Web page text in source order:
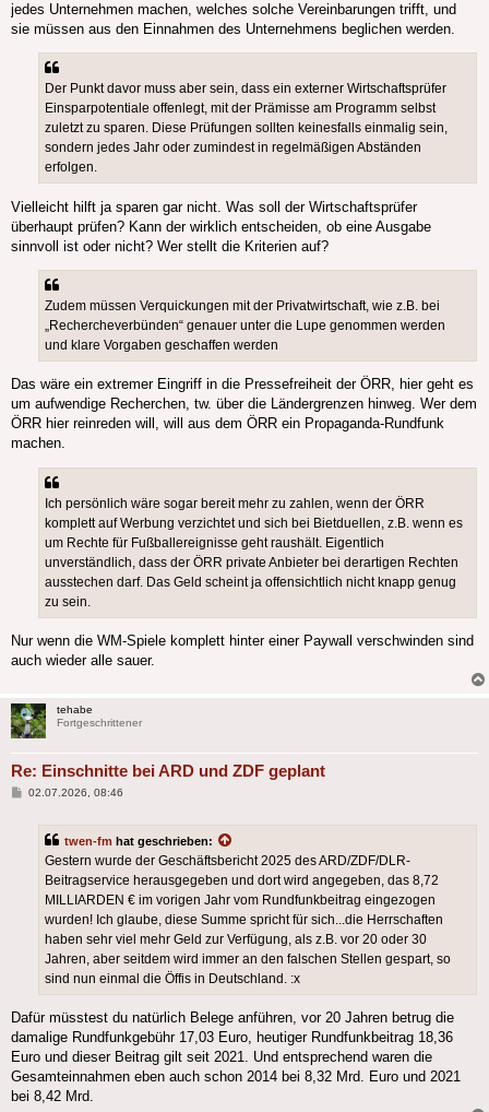
jedes Unternehmen machen, welches solche Vereinbarungen trifft, und
sie müssen aus den Einnahmen des Unternehmens beglichen werden.
Der Punkt davor muss aber sein, dass ein externer Wirtschaftsprüfer
Einsparpotentiale offenlegt, mit der Prämisse am Programm selbst
zuletzt zu sparen. Diese Prüfungen sollten keinesfalls einmalig sein,
sondern jedes Jahr oder zumindest in regelmäßigen Abständen
erfolgen.
Vielleicht hilft ja sparen gar nicht. Was soll der Wirtschaftsprüfer
überhaupt prüfen? Kann der wirklich entscheiden, ob eine Ausgabe
sinnvoll ist oder nicht? Wer stellt die Kriterien auf?
Zudem müssen Verquickungen mit der Privatwirtschaft, wie z.B. bei
„Rechercheverbünden“ genauer unter die Lupe genommen werden
und klare Vorgaben geschaffen werden
Das wäre ein extremer Eingriff in die Pressefreiheit der ÖRR, hier geht es
um aufwendige Recherchen, tw. über die Ländergrenzen hinweg. Wer dem
ÖRR hier reinreden will, will aus dem ÖRR ein Propaganda-Rundfunk
machen.
Ich persönlich wäre sogar bereit mehr zu zahlen, wenn der ÖRR
komplett auf Werbung verzichtet und sich bei Bietduellen, z.B. wenn es
um Rechte für Fußballereignisse geht raushält. Eigentlich
unverständlich, dass der ÖRR private Anbieter bei derartigen Rechten
ausstechen darf. Das Geld scheint ja offensichtlich nicht knapp genug
zu sein.
Nur wenn die WM-Spiele komplett hinter einer Paywall verschwinden sind
auch wieder alle sauer.
tehabe
Fortgeschrittener
Re: Einschnitte bei ARD und ZDF geplant
Beitrag
02.07.2026, 08:46
twen-fm hat geschrieben:
Gestern wurde der Geschäftsbericht 2025 des ARD/ZDF/DLR-
Beitragservice herausgegeben und dort wird angegeben, das 8,72
MILLIARDEN € im vorigen Jahr vom Rundfunkbeitrag eingezogen
wurden! Ich glaube, diese Summe spricht für sich...die Herrschaften
haben sehr viel mehr Geld zur Verfügung, als z.B. vor 20 oder 30
Jahren, aber seitdem wird immer an den falschen Stellen gespart, so
sind nun einmal die Öffis in Deutschland. :x
Dafür müsstest du natürlich Belege anführen, vor 20 Jahren betrug die
damalige Rundfunkgebühr 17,03 Euro, heutiger Rundfunkbeitrag 18,36
Euro und dieser Beitrag gilt seit 2021. Und entsprechend waren die
Gesamteinnahmen eben auch schon 2014 bei 8,32 Mrd. Euro und 2021
bei 8,42 Mrd.